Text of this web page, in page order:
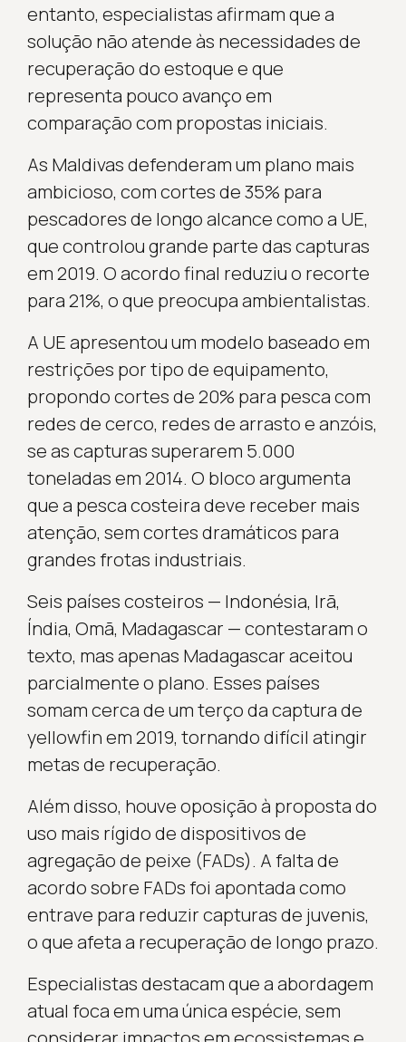
entanto, especialistas afirmam que a
solução não atende às necessidades de
recuperação do estoque e que
representa pouco avanço em
comparação com propostas iniciais.
As Maldivas defenderam um plano mais
ambicioso, com cortes de 35% para
pescadores de longo alcance como a UE,
que controlou grande parte das capturas
em 2019. O acordo final reduziu o recorte
para 21%, o que preocupa ambientalistas.
A UE apresentou um modelo baseado em
restrições por tipo de equipamento,
propondo cortes de 20% para pesca com
redes de cerco, redes de arrasto e anzóis,
se as capturas superarem 5.000
toneladas em 2014. O bloco argumenta
que a pesca costeira deve receber mais
atenção, sem cortes dramáticos para
grandes frotas industriais.
Seis países costeiros — Indonésia, Irã,
Índia, Omã, Madagascar — contestaram o
texto, mas apenas Madagascar aceitou
parcialmente o plano. Esses países
somam cerca de um terço da captura de
yellowfin em 2019, tornando difícil atingir
metas de recuperação.
Além disso, houve oposição à proposta do
uso mais rígido de dispositivos de
agregação de peixe (FADs). A falta de
acordo sobre FADs foi apontada como
entrave para reduzir capturas de juvenis,
o que afeta a recuperação de longo prazo.
Especialistas destacam que a abordagem
atual foca em uma única espécie, sem